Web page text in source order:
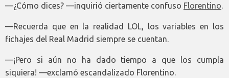
—¿Cómo dices? —inquirió ciertamente confuso Florentino.
—Recuerda que en la realidad LOL, los variables en los
fichajes del Real Madrid siempre se cuentan.
—¡Pero si aún no ha dado tiempo a que los cumpla
siquiera! —exclamó escandalizado Florentino.